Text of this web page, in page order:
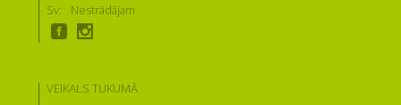
Sv:
Nestrādājam
VEIKALS TUKUMĀ